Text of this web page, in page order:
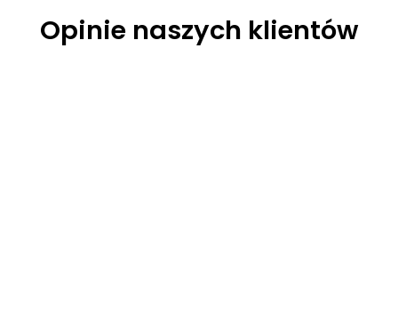
Opinie naszych klientów